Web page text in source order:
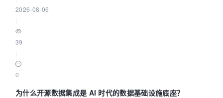
2026-08-06
39
0
为什么开源数据集成是 AI 时代的数据基础设施底座？